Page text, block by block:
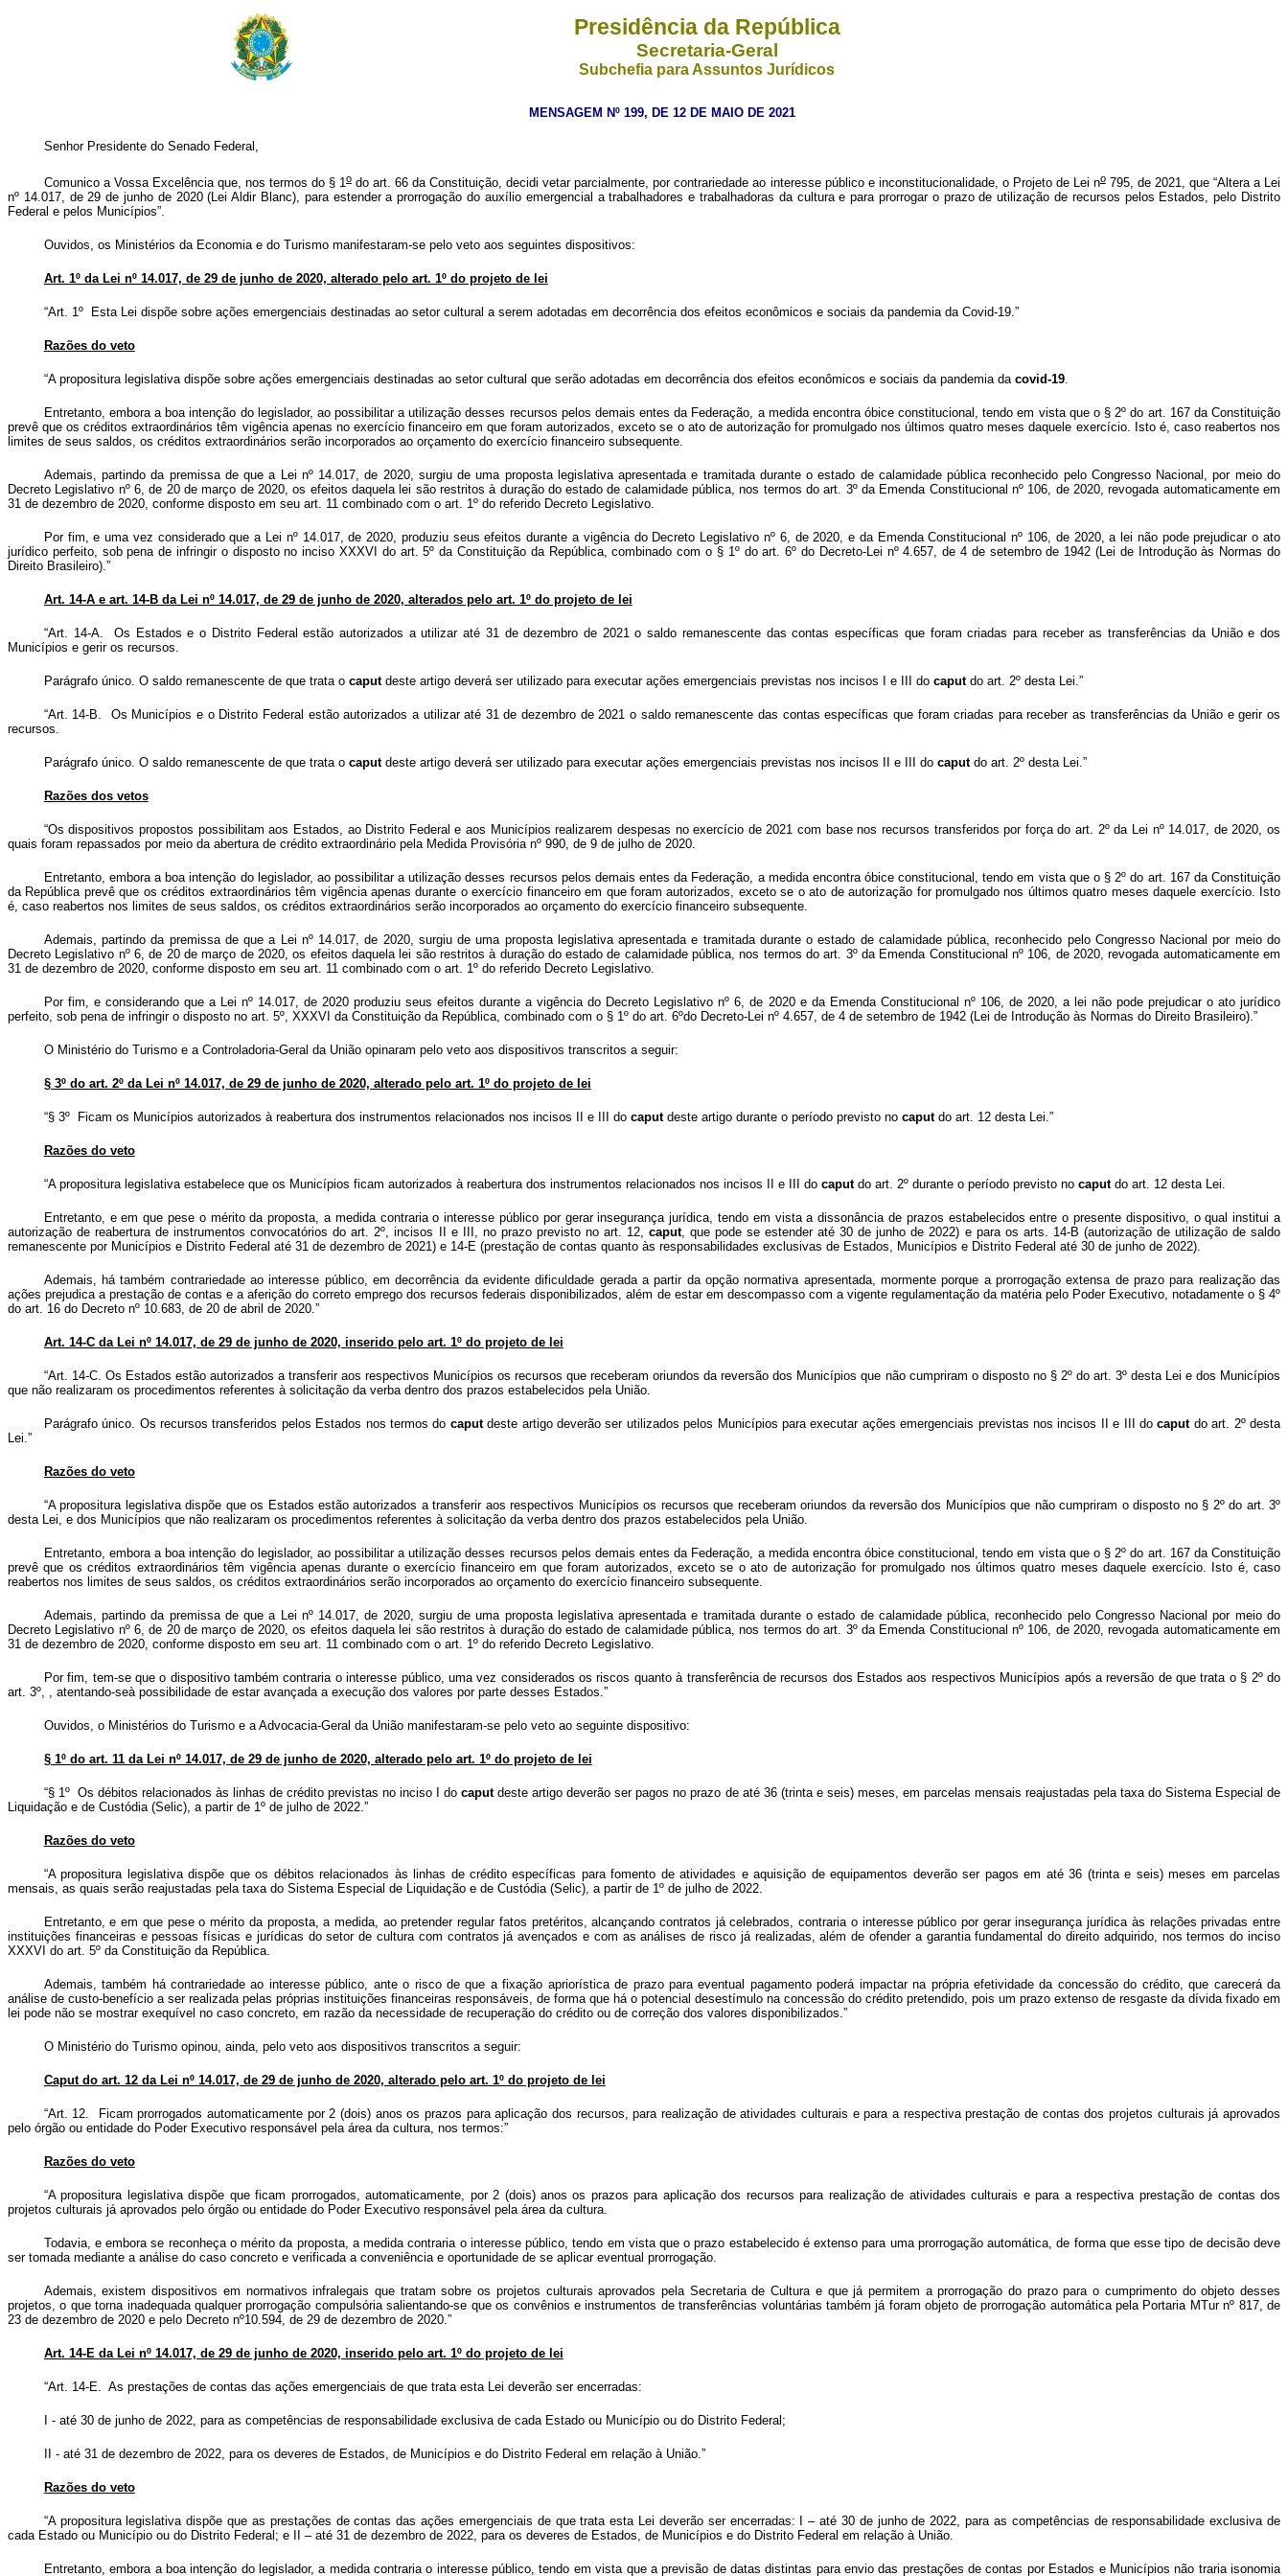
Presidência da República
Secretaria-Geral
Subchefia para Assuntos Jurídicos
MENSAGEM Nº 199, DE 12 DE MAIO DE 2021
Senhor Presidente do Senado Federal,
Comunico a Vossa Excelência que, nos termos do § 1o do art. 66 da Constituição, decidivetar parcialmente, por contrariedade ao interesse público e inconstitucionalidade, o Projeto de Lei no795, de 2021, que “Altera a Lei
nº 14.017, de 29 de junho de 2020 (Lei AldirBlanc), para estender a prorrogação do auxílio emergencial a trabalhadores e trabalhadoras da cultura e para prorrogar o prazo de utilização de recursos pelos Estados, pelo Distrito
Federal e pelos Municípios”.
Ouvidos, os Ministérios da Economia e do Turismo manifestaram-se pelo veto aos seguintes dispositivos:
Art. 1º da Lei nº 14.017, de 29 de junho de 2020, alterado pelo art. 1º do projeto de lei
“Art. 1º Esta Lei dispõe sobre ações emergenciais destinadas ao setor cultural a serem adotadas em decorrência dos efeitos econômicos e sociais da pandemia da Covid-19.”
Razões do veto
“A propositura legislativa dispõe sobre ações emergenciais destinadas ao setor cultural que serão adotadas em decorrência dos efeitos econômicos e sociais da pandemia da covid-19.
Entretanto, embora a boa intenção do legislador, ao possibilitar a utilização desses recursos pelos demais entes da Federação, a medida encontra óbice constitucional, tendo em vista que o § 2º do art. 167 da Constituição
prevê que os créditos extraordinários têm vigência apenas no exercício financeiro em que foram autorizados, exceto se o ato de autorização for promulgado nos últimos quatro meses daquele exercício. Isto é, caso reabertos nos
limites de seus saldos, os créditos extraordinários serão incorporados ao orçamento do exercício financeiro subsequente.
Ademais, partindo da premissa de que a Lei nº 14.017, de 2020, surgiu de uma proposta legislativa apresentada e tramitada durante o estado de calamidade pública reconhecido pelo Congresso Nacional, por meio do
Decreto Legislativo nº 6, de 20 de março de 2020, os efeitos daquela lei são restritos à duração do estado de calamidade pública, nos termos do art. 3º da Emenda Constitucional nº 106, de 2020, revogada automaticamente em
31 de dezembro de 2020, conforme disposto em seu art. 11 combinado com o art. 1º do referido Decreto Legislativo.
Por fim, e uma vez considerado que a Lei nº 14.017, de 2020, produziu seus efeitos durante a vigência do Decreto Legislativo nº 6, de 2020, e da Emenda Constitucional nº 106, de 2020, a lei não pode prejudicar o ato
jurídico perfeito, sob pena de infringir o disposto no inciso XXXVI do art. 5º da Constituição da República, combinado com o § 1º do art. 6º do Decreto-Lei nº 4.657, de 4 de setembro de 1942 (Lei de Introdução às Normas do
Direito Brasileiro).”
Art. 14-A e art. 14-B da Lei nº 14.017, de 29 de junho de 2020, alterados pelo art. 1º do projeto de lei
“Art. 14-A. Os Estados e o Distrito Federal estão autorizados a utilizar até 31 de dezembro de 2021 o saldo remanescente das contas específicas que foram criadas para receber as transferências da União e dos
Municípios e gerir os recursos.
Parágrafo único. O saldo remanescente de que trata o caputdeste artigo deverá ser utilizado para executar ações emergenciais previstas nos incisos I e III do caputdo art. 2º desta Lei.”
“Art. 14-B. Os Municípios e o Distrito Federal estão autorizados a utilizar até 31 de dezembro de 2021 o saldo remanescente das contas específicas que foram criadas para receber as transferências da União e gerir os
recursos.
Parágrafo único. O saldo remanescente de que trata o caputdeste artigo deverá ser utilizado para executar ações emergenciais previstas nos incisos II e III do caputdo art. 2º desta Lei.”
Razões dos vetos
“Os dispositivos propostos possibilitam aos Estados, ao Distrito Federal e aos Municípios realizarem despesas no exercício de 2021 com base nos recursos transferidos por força do art. 2º da Lei nº 14.017, de 2020, os
quais foram repassados por meio da abertura de crédito extraordinário pela Medida Provisória nº 990, de 9 de julho de 2020.
Entretanto, embora a boa intenção do legislador, ao possibilitar a utilização desses recursos pelos demais entes da Federação, a medida encontra óbice constitucional, tendo em vista que o § 2º do art. 167 da Constituição
da República prevê que os créditos extraordinários têm vigência apenas durante o exercício financeiro em que foram autorizados, exceto se o ato de autorização for promulgado nos últimos quatro meses daquele exercício. Isto
é, caso reabertos nos limites de seus saldos, os créditos extraordinários serão incorporados ao orçamento do exercício financeiro subsequente.
Ademais, partindo da premissa de que a Lei nº 14.017, de 2020, surgiu de uma proposta legislativa apresentada e tramitada durante o estado de calamidade pública, reconhecido pelo Congresso Nacional por meio do
Decreto Legislativo nº 6, de 20 de março de 2020, os efeitos daquela lei são restritos à duração do estado de calamidade pública, nos termos do art. 3º da Emenda Constitucional nº 106, de 2020, revogada automaticamente em
31 de dezembro de 2020, conforme disposto em seu art. 11 combinado com o art. 1º do referido Decreto Legislativo.
Por fim, e considerando que a Lei nº 14.017, de 2020 produziu seus efeitos durante a vigência do Decreto Legislativo nº 6, de 2020 e da Emenda Constitucional nº 106, de 2020, a lei não pode prejudicar o ato jurídico
perfeito, sob pena de infringir o disposto no art. 5º, XXXVI da Constituição da República, combinado com o § 1º do art. 6ºdo Decreto-Lei nº 4.657, de 4 de setembro de 1942 (Lei de Introdução às Normas do Direito Brasileiro).”
O Ministério do Turismo e a Controladoria-Geral da União opinaram pelo veto aos dispositivos transcritos a seguir:
§ 3º do art. 2º da Lei nº 14.017, de 29 de junho de 2020, alterado pelo art. 1º do projeto de lei
“§ 3º Ficam os Municípios autorizados à reabertura dos instrumentos relacionados nos incisos II e III do caputdeste artigo durante o período previsto no caputdo art. 12 desta Lei.”
Razões do veto
“A propositura legislativa estabelece que os Municípios ficam autorizados à reabertura dos instrumentos relacionados nos incisos II e III do caputdo art. 2º durante o período previsto no caputdo art. 12 desta Lei.
Entretanto, e em que pese o mérito da proposta, a medida contraria o interesse público por gerar insegurança jurídica, tendo em vista a dissonância de prazos estabelecidos entre o presente dispositivo, o qual institui a
autorização de reabertura de instrumentos convocatórios do art. 2º, incisos II e III, no prazo previsto no art. 12, caput, que pode se estender até 30 de junho de 2022) e para os arts. 14-B (autorização de utilização de saldo
remanescente por Municípios e Distrito Federal até 31 de dezembro de 2021) e 14-E (prestação de contas quanto às responsabilidades exclusivas de Estados, Municípios e Distrito Federal até 30 de junho de 2022).
Ademais, há também contrariedade ao interesse público, em decorrência da evidente dificuldade gerada a partir da opção normativa apresentada, mormente porque a prorrogação extensa de prazo para realização das
ações prejudica a prestação de contas e a aferição do correto emprego dos recursos federais disponibilizados, além de estar em descompasso com a vigente regulamentação da matéria pelo Poder Executivo, notadamente o § 4º
do art. 16 do Decreto nº 10.683, de 20 de abril de 2020.”
Art. 14-C da Lei nº 14.017, de 29 de junho de 2020, inserido pelo art. 1º do projeto de lei
“Art. 14-C. Os Estados estão autorizados a transferir aos respectivos Municípios os recursos que receberam oriundos da reversão dos Municípios que não cumpriram o disposto no § 2º do art. 3º desta Lei e dos Municípios
que não realizaram os procedimentos referentes à solicitação da verba dentro dos prazos estabelecidos pela União.
Parágrafo único. Os recursos transferidos pelos Estados nos termos do caputdeste artigo deverão ser utilizados pelos Municípios para executar ações emergenciais previstas nos incisos II e III docaputdo art. 2º desta
Lei.”
Razões do veto
“A propositura legislativa dispõe que os Estados estão autorizados a transferir aos respectivos Municípios os recursos que receberam oriundos da reversão dos Municípios que não cumpriram o disposto no § 2º do art. 3º
desta Lei, e dos Municípios que não realizaram os procedimentos referentes à solicitação da verba dentro dos prazos estabelecidos pela União.
Entretanto, embora a boa intenção do legislador, ao possibilitar a utilização desses recursos pelos demais entes da Federação, a medida encontra óbice constitucional, tendo em vista que o § 2º do art. 167 da Constituição
prevê que os créditos extraordinários têm vigência apenas durante o exercício financeiro em que foram autorizados, exceto se o ato de autorização for promulgado nos últimos quatro meses daquele exercício. Isto é, caso
reabertos nos limites de seus saldos, os créditos extraordinários serão incorporados ao orçamento do exercício financeiro subsequente.
Ademais, partindo da premissa de que a Lei nº 14.017, de 2020, surgiu de uma proposta legislativa apresentada e tramitada durante o estado de calamidade pública, reconhecido pelo Congresso Nacional por meio do
Decreto Legislativo nº 6, de 20 de março de 2020, os efeitos daquela lei são restritos à duração do estado de calamidade pública, nos termos do art. 3º da Emenda Constitucional nº 106, de 2020, revogada automaticamente em
31 de dezembro de 2020, conforme disposto em seu art. 11 combinado com o art. 1º do referido Decreto Legislativo.
Por fim, tem-se que o dispositivo também contraria o interesse público, uma vez considerados os riscos quanto à transferência de recursos dos Estados aos respectivos Municípios após a reversão de que trata o § 2º do
art. 3º, , atentando-seà possibilidade de estar avançada a execução dos valores por parte desses Estados.”
Ouvidos, o Ministérios do Turismo e a Advocacia-Geral da União manifestaram-se pelo veto ao seguinte dispositivo:
§ 1º do art. 11 da Lei nº 14.017, de 29 de junho de 2020, alterado pelo art. 1º do projeto de lei
“§ 1º Os débitos relacionados às linhas de crédito previstas no inciso I do caputdeste artigo deverão ser pagos no prazo de até 36 (trinta e seis) meses, em parcelas mensais reajustadas pela taxa do Sistema Especial de
Liquidação e de Custódia (Selic), a partir de 1º de julho de 2022.”
Razões do veto
“A propositura legislativa dispõe que os débitos relacionados às linhas de crédito específicas para fomento de atividades e aquisição de equipamentos deverão ser pagos em até 36 (trinta e seis) meses em parcelas
mensais, as quais serão reajustadas pela taxa do Sistema Especial de Liquidação e de Custódia (Selic), a partir de 1º de julho de 2022.
Entretanto, e em que pese o mérito da proposta, a medida, ao pretender regular fatos pretéritos, alcançando contratos já celebrados, contraria o interesse público por gerar insegurança jurídica às relações privadas entre
instituições financeiras e pessoas físicas e jurídicas do setor de cultura com contratos já avençados e com as análises de risco já realizadas, além de ofender a garantia fundamental do direito adquirido, nos termos do inciso
XXXVI do art. 5º da Constituição da República.
Ademais, também há contrariedade ao interesse público, ante o risco de que a fixação apriorística de prazo para eventual pagamento poderá impactar na própria efetividade da concessão do crédito, que carecerá da
análise de custo-benefício a ser realizada pelas próprias instituições financeiras responsáveis, de forma que há o potencial desestímulo na concessão do crédito pretendido, pois um prazo extenso de resgaste da dívida fixado em
lei pode não se mostrar exequível no caso concreto, em razão da necessidade de recuperação do crédito ou de correção dos valores disponibilizados.”
O Ministério do Turismo opinou, ainda, pelo veto aos dispositivos transcritos a seguir:
Caput do art. 12 da Lei nº 14.017, de 29 de junho de 2020, alterado pelo art. 1º do projeto de lei
“Art. 12. Ficam prorrogados automaticamente por 2 (dois) anos os prazos para aplicação dos recursos, para realização de atividades culturais e para a respectiva prestação de contas dos projetos culturais já aprovados
pelo órgão ou entidade do Poder Executivo responsável pela área da cultura, nos termos:”
Razões do veto
“A propositura legislativa dispõe que ficam prorrogados, automaticamente, por 2 (dois) anos os prazos para aplicação dos recursos para realização de atividades culturais e para a respectiva prestação de contas dos
projetos culturais já aprovados pelo órgão ou entidade do Poder Executivo responsável pela área da cultura.
Todavia, e embora se reconheça o mérito da proposta, a medida contraria o interesse público, tendo em vista que o prazo estabelecido é extenso para uma prorrogação automática, de forma que esse tipo de decisão deve
ser tomada mediante a análise do caso concreto e verificada a conveniência e oportunidade de se aplicar eventual prorrogação.
Ademais, existem dispositivos em normativos infralegais que tratam sobre os projetos culturais aprovados pela Secretaria de Cultura e que já permitem a prorrogação do prazo para o cumprimento do objeto desses
projetos, o que torna inadequada qualquer prorrogação compulsória salientando-se que os convênios e instrumentos de transferências voluntárias também já foram objeto de prorrogação automática pela Portaria MTur nº 817, de
23 de dezembro de 2020 e pelo Decreto nº10.594, de 29 de dezembro de 2020.”
Art. 14-E da Lei nº 14.017, de 29 de junho de 2020, inserido pelo art. 1º do projeto de lei
“Art. 14-E. As prestações de contas das ações emergenciais de que trata esta Lei deverão ser encerradas:
I - até 30 de junho de 2022, para as competências de responsabilidade exclusiva de cada Estado ou Município ou do Distrito Federal;
II - até 31 de dezembro de 2022, para os deveres de Estados, de Municípios e do Distrito Federal em relação à União.”
Razões do veto
“A propositura legislativa dispõe que as prestações de contas das ações emergenciais de que trata esta Lei deverão ser encerradas: I – até 30 de junho de 2022, para as competências de responsabilidade exclusiva de
cada Estado ou Município ou do Distrito Federal; e II – até 31 de dezembro de 2022, para os deveres de Estados, de Municípios e do Distrito Federal em relação à União.
Entretanto, embora a boa intenção do legislador, a medida contraria o interesse público, tendo em vista que a previsão de datas distintas para envio das prestações de contas por Estados e Municípios não traria isonomia